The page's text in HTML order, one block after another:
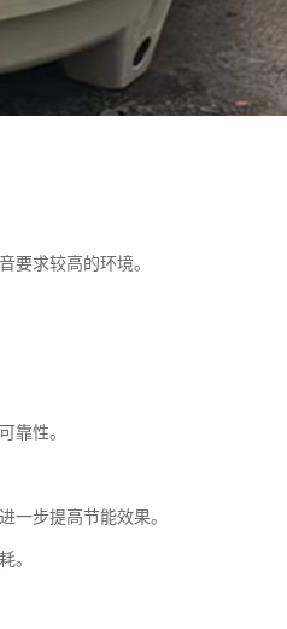
要求较高的环境。
靠性。
一步提高节能效果。
。